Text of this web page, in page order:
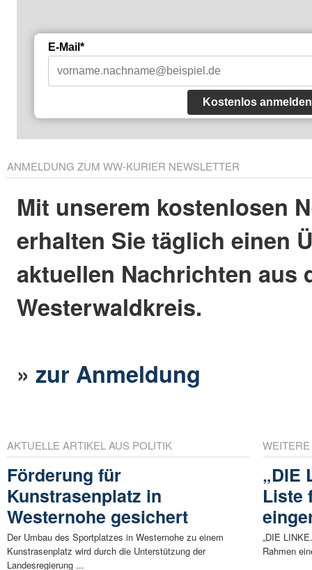
E-Mail*
Kostenlos anmelden
ANMELDUNG ZUM WW-KURIER NEWSLETTER
Mit unserem kostenlosen
erhalten Sie täglich einen
aktuellen Nachrichten aus
Westerwaldkreis.
»zur Anmeldung
AKTUELLE ARTIKEL AUS POLITIK
Förderung für
Kunstrasenplatz in
Westernohe gesichert
Der Umbau des Sportplatzes in Westernohe zu einem
Kunstrasenplatz wird durch die Unterstützung der
Landesregierung ...
„DIE
Liste
„DIE
Rahmen